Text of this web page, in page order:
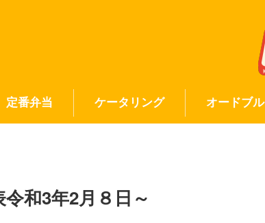
定番弁当 ケータリング オードブル
和3年2月８日～